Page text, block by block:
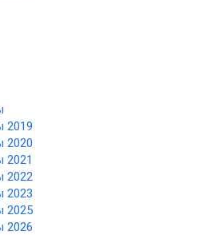
2019
2020
2021
2022
2023
2025
2026